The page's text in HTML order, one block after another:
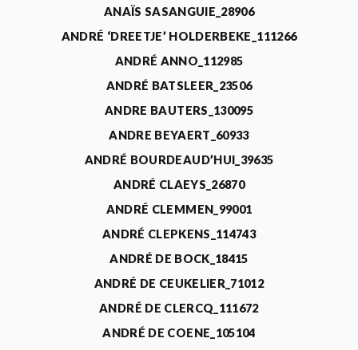
ANAÏS SASANGUIE_28906
ANDRÉ ‘DREETJE’ HOLDERBEKE_111266
ANDRÉ ANNO_112985
ANDRÉ BATSLEER_23506
ANDRE BAUTERS_130095
ANDRE BEYAERT_60933
ANDRÉ BOURDEAUD’HUI_39635
ANDRÉ CLAEYS_26870
ANDRÉ CLEMMEN_99001
ANDRÉ CLEPKENS_114743
ANDRÉ DE BOCK_18415
ANDRÉ DE CEUKELIER_71012
ANDRÉ DE CLERCQ_111672
ANDRÉ DE COENE_105104